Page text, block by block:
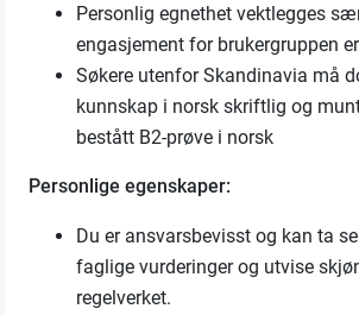
Personlig egnethet vektlegges
engasjement for brukergruppen
Søkere utenfor Skandinavia må
kunnskap i norsk skriftlig og
bestått B2-prøve i norsk
Personlige egenskaper:
Du er ansvarsbevisst og kan ta
faglige vurderinger og utvise
regelverket.